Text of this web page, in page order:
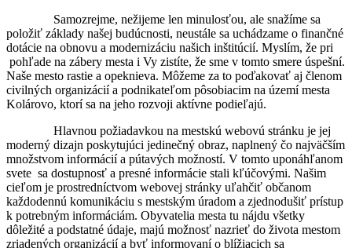
Samozrejme, nežijeme len minulosťou, ale snažíme sa
položiť základy našej budúcnosti, neustále sa uchádzame o finančné
dotácie na obnovu a modernizáciu našich inštitúcií. Myslím, že pri
pohľade na zábery mesta i Vy zistíte, že sme v tomto smere úspešní.
Naše mesto rastie a opeknieva. Môžeme za to poďakovať aj členom
civilných organizácií a podnikateľom pôsobiacim na území mesta
Kolárovo, ktorí sa na jeho rozvoji aktívne podieľajú.
Hlavnou požiadavkou na mestskú webovú stránku je jej
moderný dizajn poskytujúci jedinečný obraz, naplnený čo najväčším
množstvom informácií a pútavých možností. V tomto uponáhľanom
svete sa dostupnosť a presné informácie stali kľúčovými. Našim
cieľom je prostredníctvom webovej stránky uľahčiť občanom
každodennú komunikáciu s mestským úradom a zjednodušiť prístup
k potrebným informáciám. Obyvatelia mesta tu nájdu všetky
dôležité a podstatné údaje, majú možnosť nazrieť do života mestom
zriadených organizácií a byť informovaní o blížiacich sa